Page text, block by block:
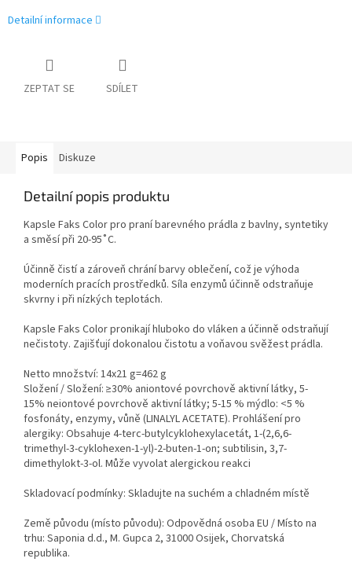
Detailní informace
ZEPTAT SE SDÍLET
Popis Diskuze
Detailní popis produktu
Kapsle Faks Color pro praní barevného prádla z bavlny, syntetiky
a směsí při 20-95˚C.
Účinně čistí a zároveň chrání barvy oblečení, což je výhoda
moderních pracích prostředků. Síla enzymů účinně odstraňuje
skvrny i při nízkých teplotách.
Kapsle Faks Color pronikají hluboko do vláken a účinně odstraňují
nečistoty. Zajišťují dokonalou čistotu a voňavou svěžest prádla.
Netto množství: 14x21 g=462 g
Složení / Složení: ≥30% aniontové povrchově aktivní látky, 5-
15% neiontové povrchově aktivní látky; 5-15 % mýdlo: <5 %
fosfonáty, enzymy, vůně (LINALYL ACETATE). Prohlášení pro
alergiky: Obsahuje 4-terc-butylcyklohexylacetát, 1-(2,6,6-
trimethyl-3-cyklohexen-1-yl)-2-buten-1-on; subtilisin, 3,7-
dimethylokt-3-ol. Může vyvolat alergickou reakci
Skladovací podmínky: Skladujte na suchém a chladném místě
Země původu (místo původu): Odpovědná osoba EU / Místo na
trhu: Saponia d.d., M. Gupca 2, 31000 Osijek, Chorvatská
republika.